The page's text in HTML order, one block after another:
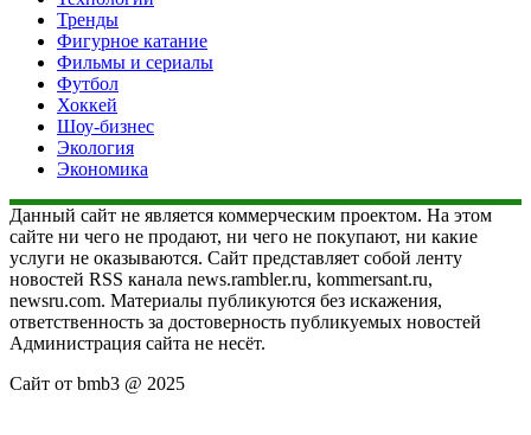
Тренды
Фигурное катание
Фильмы и сериалы
Футбол
Хоккей
Шоу-бизнес
Экология
Экономика
Данный сайт не является коммерческим проектом. На этом
сайте ни чего не продают, ни чего не покупают, ни какие
услуги не оказываются. Сайт представляет собой ленту
новостей RSS канала news.rambler.ru, kommersant.ru,
newsru.com. Материалы публикуются без искажения,
ответственность за достоверность публикуемых новостей
Администрация сайта не несёт.
Сайт от bmb3 @ 2025